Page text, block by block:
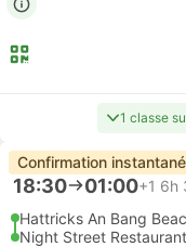
1 classe
Confirmation
18:30 01:00+1 6h
Hattricks An Bang
Night Street